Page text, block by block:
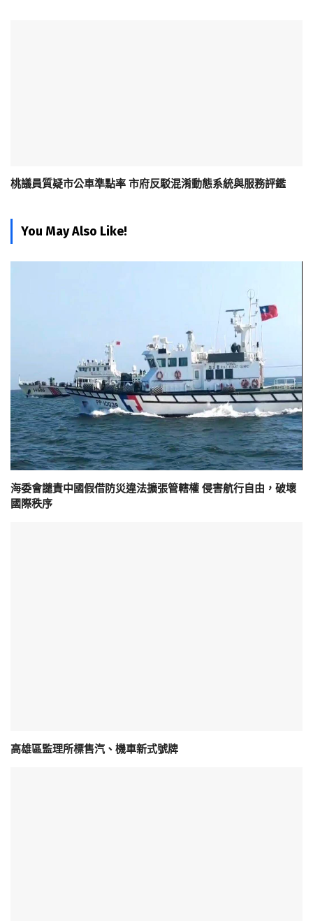
桃議員質疑市公車準點率 市府反駁混淆動態系統與服務評鑑
You May Also Like!
海委會譴責中國假借防災違法擴張管轄權 侵害航行自由，破壞
國際秩序
高雄區監理所標售汽、機車新式號牌